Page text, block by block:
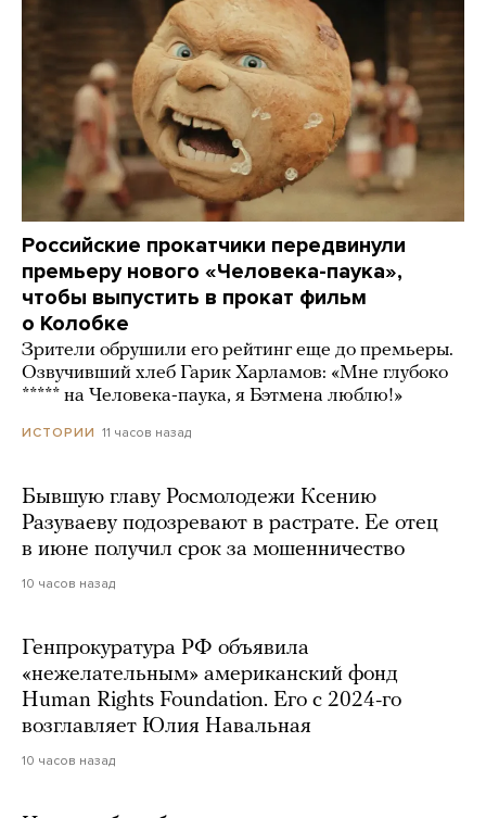
Российские прокатчики передвинули
премьеру нового «Человека-паука»,
чтобы выпустить в прокат фильм
о Колобке
Зрители обрушили его рейтинг еще до премьеры.
Озвучивший хлеб Гарик Харламов: «Мне глубоко
***** на Человека-паука, я Бэтмена люблю!»
ИСТОРИИ 11 часов назад
Бывшую главу Росмолодежи Ксению
Разуваеву подозревают в растрате. Ее отец
в июне получил срок за мошенничество
10 часов назад
Генпрокуратура РФ объявила
«нежелательным» американский фонд
Human Rights Foundation. Его с 2024-го
возглавляет Юлия Навальная
10 часов назад